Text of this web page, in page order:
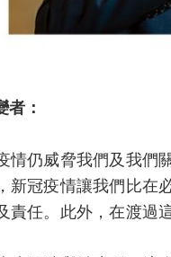
者：
情仍威脅我們及我們
新冠疫情讓我們比在
責任。此外，在渡過